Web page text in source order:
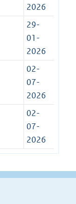
2026
29-
01-
2026
02-
07-
2026
02-
07-
2026